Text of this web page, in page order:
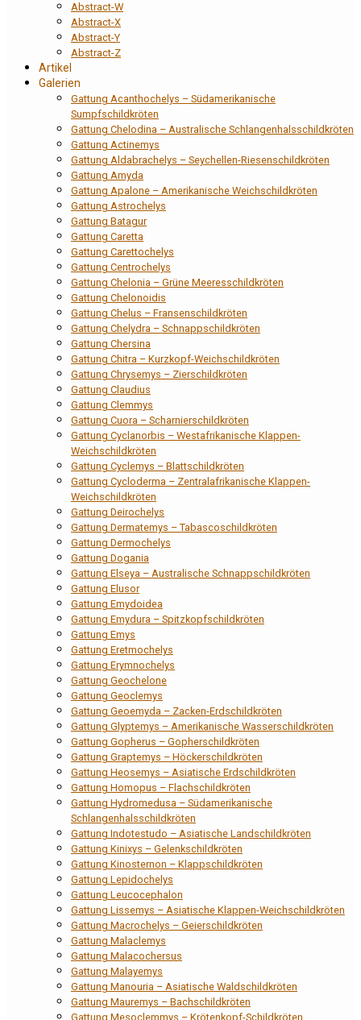
Abstract-W
Abstract-X
Abstract-Y
Abstract-Z
Artikel
Galerien
Gattung Acanthochelys – Südamerikanische
Sumpfschildkröten
Gattung Chelodina – Australische Schlangenhalsschildkröten
Gattung Actinemys
Gattung Aldabrachelys – Seychellen-Riesenschildkröten
Gattung Amyda
Gattung Apalone – Amerikanische Weichschildkröten
Gattung Astrochelys
Gattung Batagur
Gattung Caretta
Gattung Carettochelys
Gattung Centrochelys
Gattung Chelonia – Grüne Meeresschildkröten
Gattung Chelonoidis
Gattung Chelus – Fransenschildkröten
Gattung Chelydra – Schnappschildkröten
Gattung Chersina
Gattung Chitra – Kurzkopf-Weichschildkröten
Gattung Chrysemys – Zierschildkröten
Gattung Claudius
Gattung Clemmys
Gattung Cuora – Scharnierschildkröten
Gattung Cyclanorbis – Westafrikanische Klappen-
Weichschildkröten
Gattung Cyclemys – Blattschildkröten
Gattung Cycloderma – Zentralafrikanische Klappen-
Weichschildkröten
Gattung Deirochelys
Gattung Dermatemys – Tabascoschildkröten
Gattung Dermochelys
Gattung Dogania
Gattung Elseya – Australische Schnappschildkröten
Gattung Elusor
Gattung Emydoidea
Gattung Emydura – Spitzkopfschildkröten
Gattung Emys
Gattung Eretmochelys
Gattung Erymnochelys
Gattung Geochelone
Gattung Geoclemys
Gattung Geoemyda – Zacken-Erdschildkröten
Gattung Glyptemys – Amerikanische Wasserschildkröten
Gattung Gopherus – Gopherschildkröten
Gattung Graptemys – Höckerschildkröten
Gattung Heosemys – Asiatische Erdschildkröten
Gattung Homopus – Flachschildkröten
Gattung Hydromedusa – Südamerikanische
Schlangenhalsschildkröten
Gattung Indotestudo – Asiatische Landschildkröten
Gattung Kinixys – Gelenkschildkröten
Gattung Kinosternon – Klappschildkröten
Gattung Lepidochelys
Gattung Leucocephalon
Gattung Lissemys – Asiatische Klappen-Weichschildkröten
Gattung Macrochelys – Geierschildkröten
Gattung Malaclemys
Gattung Malacochersus
Gattung Malayemys
Gattung Manouria – Asiatische Waldschildkröten
Gattung Mauremys – Bachschildkröten
Gattung Mesoclemmys – Krötenkopf-Schildkröten